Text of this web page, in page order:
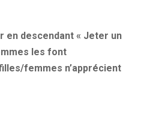
en descendant « Jeter un
les font
femmes n’apprécient